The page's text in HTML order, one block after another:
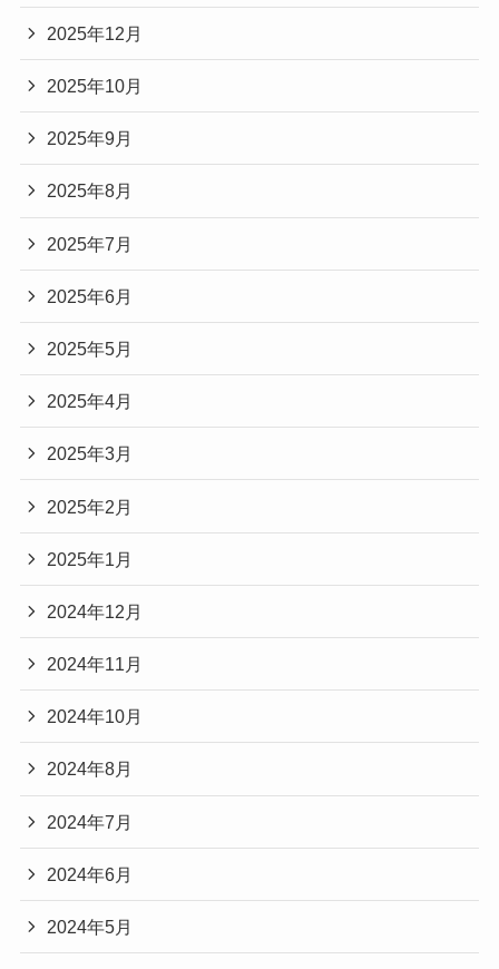
2025年12月
2025年10月
2025年9月
2025年8月
2025年7月
2025年6月
2025年5月
2025年4月
2025年3月
2025年2月
2025年1月
2024年12月
2024年11月
2024年10月
2024年8月
2024年7月
2024年6月
2024年5月